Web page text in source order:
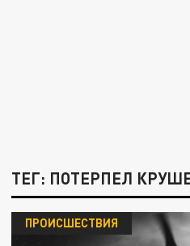
ТЕГ: ПОТЕРПЕЛ
ПРОИСШЕСТВИЯ